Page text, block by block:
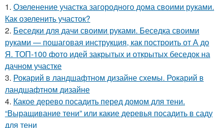
1. Озеленение участка загородного дома своими руками.
Как озеленить участок?
2. Беседки для дачи своими руками. Беседка своими
руками — пошаговая инструкция, как построить от А до
Я. ТОП-100 фото идей закрытых и открытых беседок на
дачном участке
3. Рокарий в ландшафтном дизайне схемы. Рокарий в
ландшафтном дизайне
4. Какое дерево посадить перед домом для тени.
“Выращивание тени” или какие деревья посадить в саду
для тени